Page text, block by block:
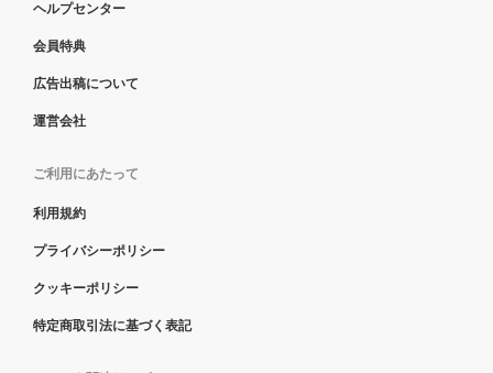
ヘルプセンター
会員特典
広告出稿について
運営会社
ご利用にあたって
利用規約
プライバシーポリシー
クッキーポリシー
特定商取引法に基づく表記